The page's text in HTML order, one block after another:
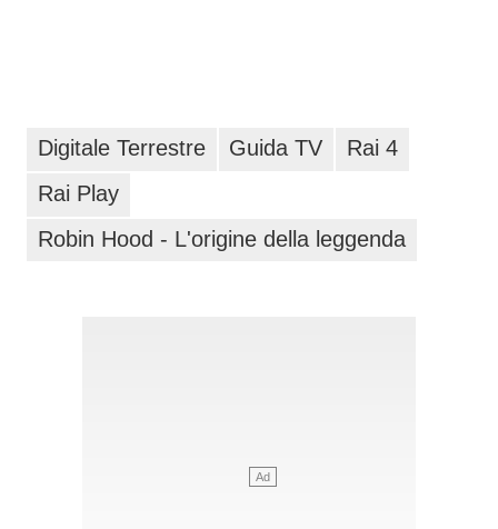
Digitale Terrestre Guida TV
Rai 4
Rai Play
Robin Hood - L'origine della leggenda